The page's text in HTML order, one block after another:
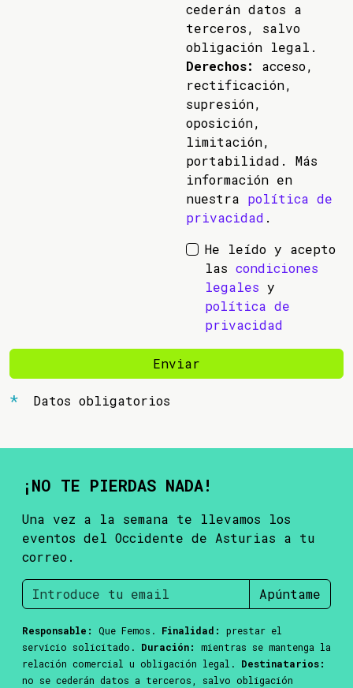
cederán datos a
terceros, salvo
obligación legal.
Derechos:
acceso,
rectificación,
supresión,
oposición,
limitación,
portabilidad. Más
información en
nuestra política de
privacidad .
He leído y acepto
las condiciones
legales y
política de
privacidad
Enviar
Datos obligatorios
¡NO TE PIERDAS NADA!
Una vez a la semana te llevamos los
eventos del Occidente de Asturias a tu
correo.
Apúntame
Responsable: Que Femos. Finalidad:
prestar el
servicio solicitado. Duración:
mientras se mantenga la
relación comercial u obligación legal. Destinatarios:
no se cederán datos a terceros, salvo obligación